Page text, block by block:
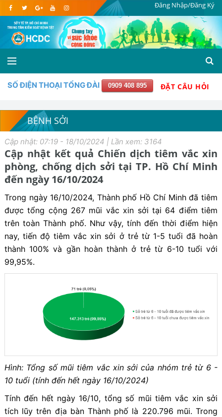
Đăng Nhập/Đăng Ký
SỐ ĐIỆN THOẠI TỔNG ĐÀI 0909 408 895 ĐẶT CÂU HỎI
BỆNH SỞI
Cập nhật: 07:19 - 18/10/2024 | Lần xem: 3164
Cập nhật kết quả Chiến dịch tiêm vắc xin
phòng, chống dịch sởi tại TP. Hồ Chí Minh
đến ngày 16/10/2024
Trong ngày 16/10/2024, Thành phố Hồ Chí Minh đã tiêm
được tổng cộng 267 mũi vắc xin sởi tại 64 điểm tiêm
trên toàn Thành phố. Như vậy, tính đến thời điểm hiện
nay, tiến độ tiêm vắc xin sởi ở trẻ từ 1-5 tuổi đã hoàn
thành 100% và gần hoàn thành ở trẻ từ 6-10 tuổi với
99,95%.
Hình: Tổng số mũi tiêm vắc xin sởi của nhóm trẻ từ 6 -
10 tuổi (tính đến hết ngày 16/10/2024)
Tính đến hết ngày 16/10, tổng số mũi tiêm vắc xin sởi
tích lũy trên địa bàn Thành phố là 220.796 mũi. Trong